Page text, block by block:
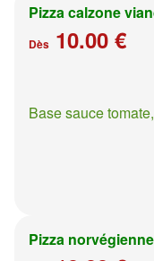
Pizza calzone
Dès 10.00 €
Base sauce
Pizza norvégienne